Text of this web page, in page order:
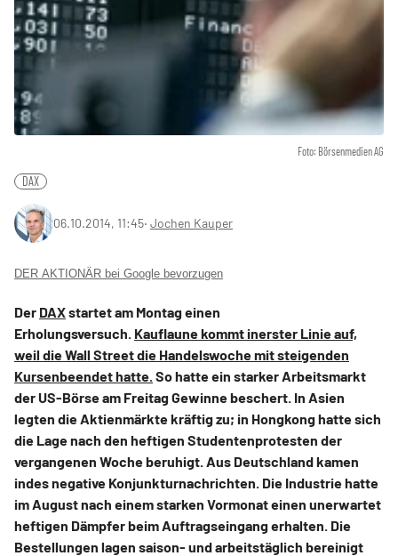
Foto: Börsenmedien AG
DAX
06.10.2014, 11:45‧ Jochen Kauper
DER AKTIONÄR bei Google bevorzugen
Der DAXstartet am Montag einen
Erholungsversuch. Kauflaune kommt inerster Linie auf,
weil die Wall Street die Handelswoche mit steigenden
Kursenbeendet hatte.So hatte ein starker Arbeitsmarkt
der US-Börse am Freitag Gewinne beschert. In Asien
legten die Aktienmärkte kräftig zu; in Hongkong hatte sich
die Lage nach den heftigen Studentenprotesten der
vergangenen Woche beruhigt. Aus Deutschland kamen
indes negative Konjunkturnachrichten. Die Industrie hatte
im August nach einem starken Vormonat einen unerwartet
heftigen Dämpfer beim Auftragseingang erhalten. Die
Bestellungen lagen saison- und arbeitstäglich bereinigt